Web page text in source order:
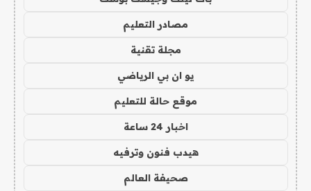
مصادر التعليم
مجلة تقنية
يو ان بي الرياضي
موقع حالة للتعليم
اخبار 24 ساعة
هيدب فنون وترفيه
صحيفة العالم